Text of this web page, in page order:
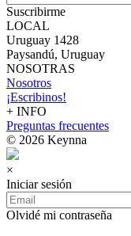
Suscribirme
LOCAL
Uruguay 1428
Paysandú, Uruguay
NOSOTRAS
Nosotros
¡Escribinos!
+ INFO
Preguntas frecuentes
© 2026 Keynna
×
Iniciar sesión
Olvidé mi contraseña